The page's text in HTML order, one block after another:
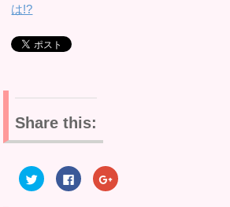
は!?
Share this:
ク
リ
F
a
ク
リ